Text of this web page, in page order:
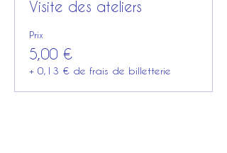
Visite des ateliers
Prix
5,00 €
+ 0,13 € de frais de billetterie